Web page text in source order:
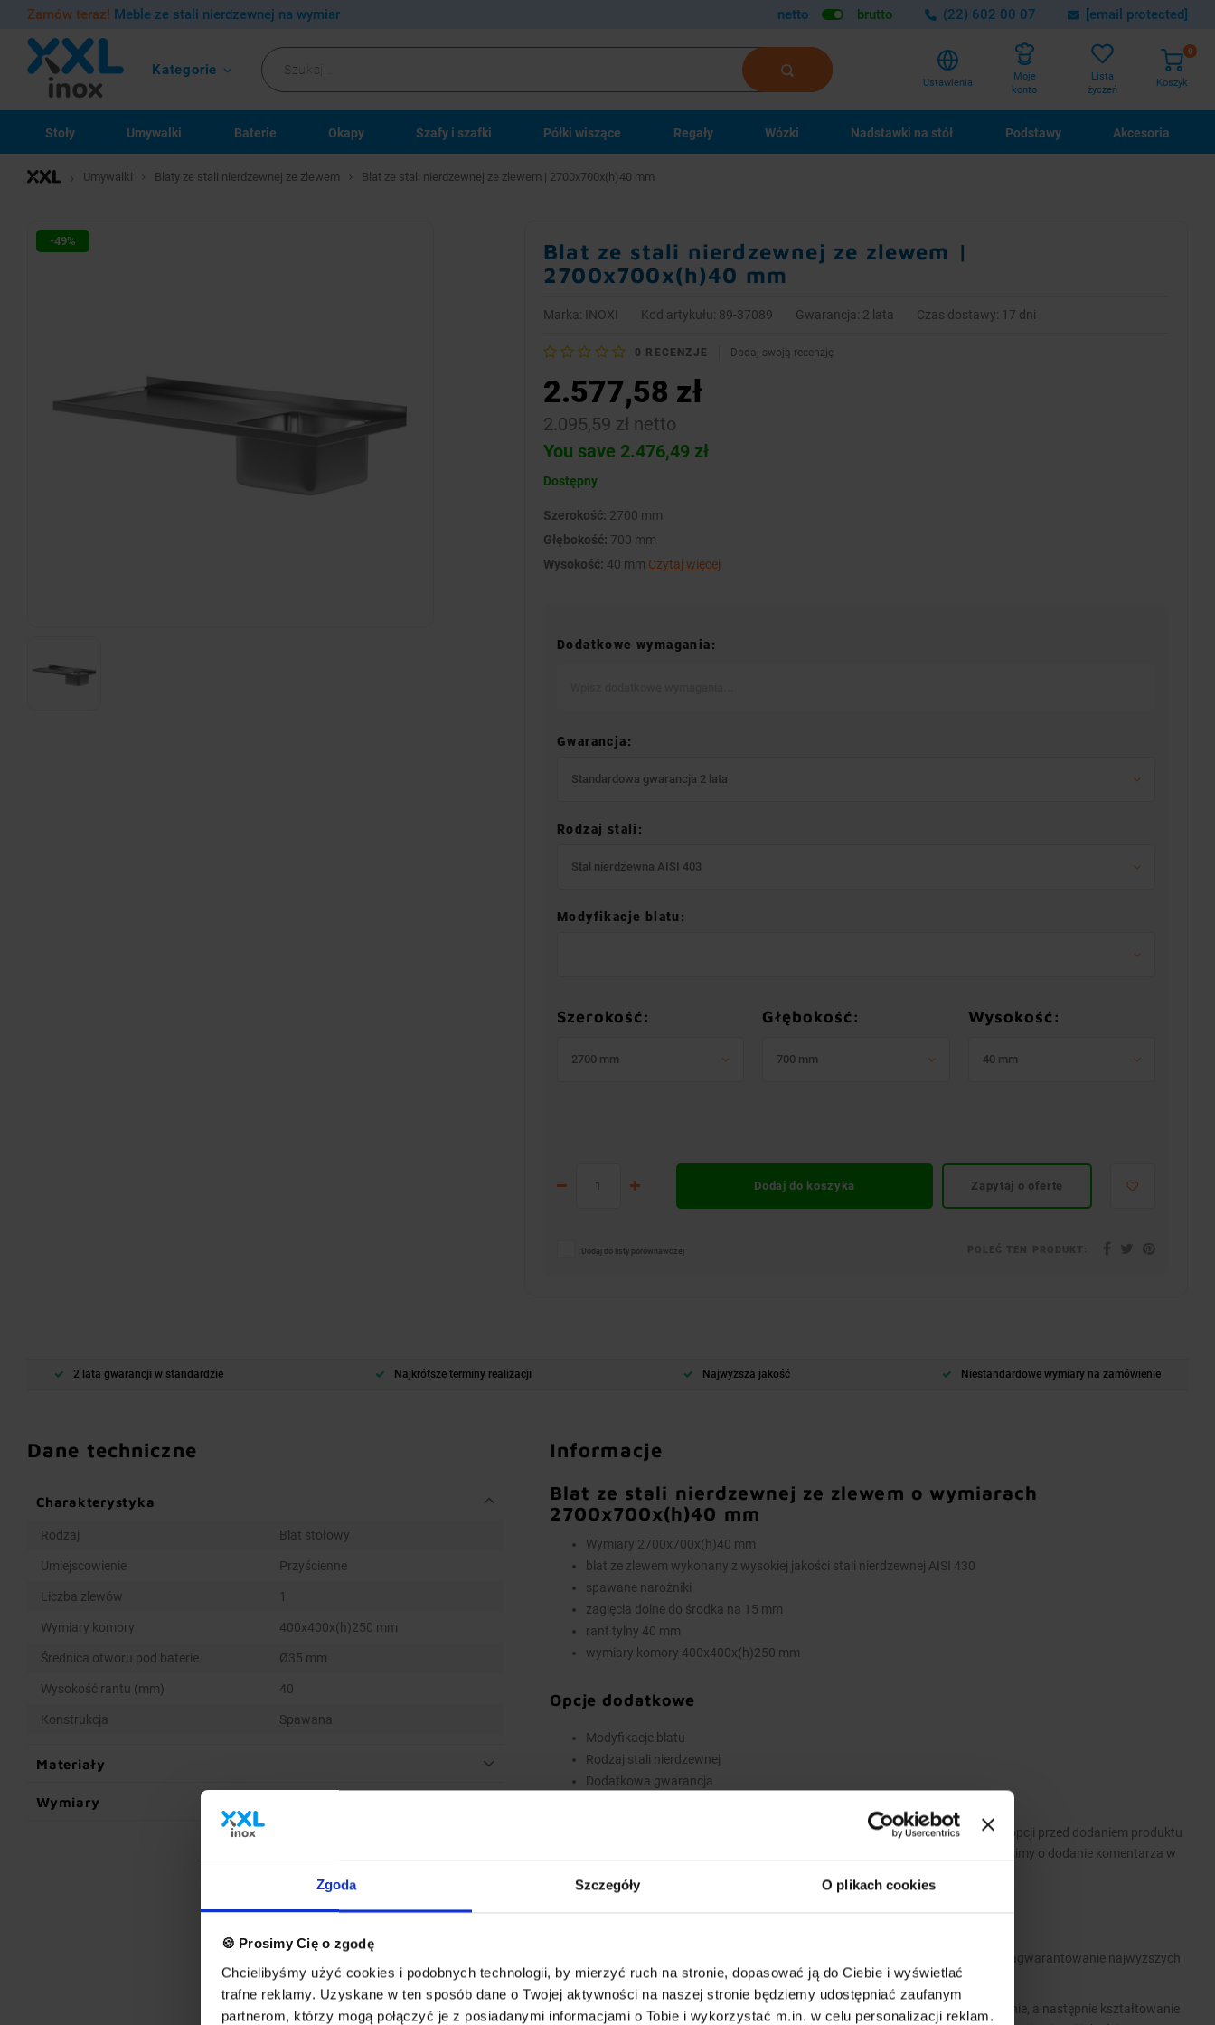
Zgoda Szczegóły O plikach cookies
🍪 Prosimy Cię o zgodę
Chcielibyśmy użyć cookies i podobnych technologii, by mierzyć ruch na stronie, dopasować ją do Ciebie i wyświetlać
trafne reklamy. Uzyskane w ten sposób dane o Twojej aktywności na naszej stronie będziemy udostępniać zaufanym
partnerom, którzy mogą połączyć je z posiadanymi informacjami o Tobie i wykorzystać m.in. w celu personalizacji reklam.
Zamów teraz! Meble ze stali nierdzewnej na wymiar netto brutto (22) 602 00 07 [email protected]
Kategorie
Ustawienia
Moje
konto
Lista
życzeń
Koszyk
0
Stoły Umywalki Baterie Okapy Szafy i szafki Półki wiszące Regały Wózki Nadstawki na stół Podstawy Akcesoria
Umywalki Blaty ze stali nierdzewnej ze zlewem Blat ze stali nierdzewnej ze zlewem | 2700x700x(h)40 mm
-49%
Blat ze stali nierdzewnej ze zlewem |
2700x700x(h)40 mm
Marka: INOXI Kod artykułu: 89-37089 Gwarancja: 2 lata Czas dostawy: 17 dni
0 RECENZJE Dodaj swoją recenzję
2.577,58 zł
2.095,59 zł netto
You save 2.476,49 zł
Dostępny
Szerokość: 2700 mm
Głębokość: 700 mm
Wysokość: 40 mm Czytaj więcej
Dodatkowe wymagania:
Gwarancja:
Standardowa gwarancja 2 lata
Rodzaj stali:
Stal nierdzewna AISI 403
Modyfikacje blatu:
Szerokość:
2700 mm
Głębokość:
700 mm
Wysokość:
40 mm
Dodaj do koszyka Zapytaj o ofertę
Dodaj do listy porównawczej
2 lata gwarancji w standardzie Najkrótsze terminy realizacji Najwyższa jakość Niestandardowe wymiary na zamówienie
Dane techniczne
Charakterystyka
Rodzaj Blat stołowy
Umiejscowienie Przyścienne
Liczba zlewów 1
Wymiary komory 400x400x(h)250 mm
Średnica otworu pod baterie Ø35 mm
Wysokość rantu (mm) 40
Konstrukcja Spawana
Materiały
Wymiary
Informacje
Blat ze stali nierdzewnej ze zlewem o wymiarach
2700x700x(h)40 mm
Wymiary 2700x700x(h)40 mm
blat ze zlewem wykonany z wysokiej jakości stali nierdzewnej AISI 430
spawane narożniki
zagięcia dolne do środka na 15 mm
rant tylny 40 mm
wymiary komory 400x400x(h)250 mm
Opcje dodatkowe
Modyfikacje blatu
Rodzaj stali nierdzewnej
Dodatkowa gwarancja
Wyposażenie dodatkowe dostępne za dopłatą. Prosimy o wybranie odpowiednich opcji przed dodaniem produktu
do koszyka. W przypadku niestandardowych wymagań dotyczących produktu prosimy o dodanie komentarza w
Wieloletnie doświadczenie oraz nowoczesny park maszynowy pozwalają nam na zagwarantowanie najwyższych
standardów produkcji, oraz innowacyjnych rozwiązań konstrukcyjnych.
Całość procesu produkcji od ciecia blachy i profili, poprzez gilotynowanie, wykrawanie, a następnie kształtowanie